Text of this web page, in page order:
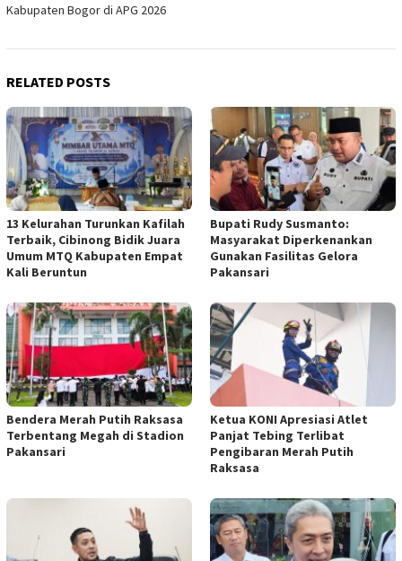
Kabupaten Bogor di APG 2026
RELATED POSTS
13 Kelurahan Turunkan Kafilah
Terbaik, Cibinong Bidik Juara
Umum MTQ Kabupaten Empat
Kali Beruntun
Bupati Rudy Susmanto:
Masyarakat Diperkenankan
Gunakan Fasilitas Gelora
Pakansari
Bendera Merah Putih Raksasa
Terbentang Megah di Stadion
Pakansari
Ketua KONI Apresiasi Atlet
Panjat Tebing Terlibat
Pengibaran Merah Putih
Raksasa